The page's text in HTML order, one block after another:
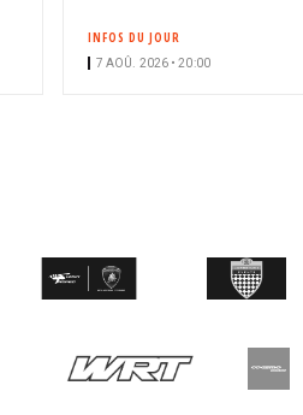
INFOS DU JOUR
7 AOÛ. 2026 • 20:00